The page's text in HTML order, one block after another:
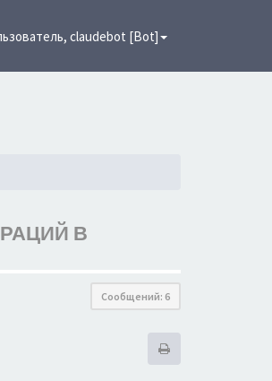
claudebot [Bot]
В
Сообщений: 6